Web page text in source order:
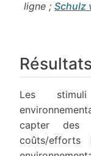
ligne ; Schulz
Les
capter des
coûts/efforts